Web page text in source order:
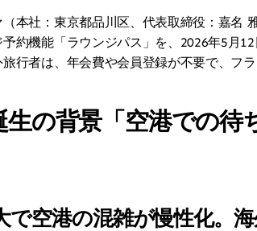
本社：東京都品川区、代表取締役：嘉名
約機能「ラウンジパス」を、2026年5月12
行者は、年会費や会員登録が不要で、フ
の背景「空港での待
で空港の混雑が慢性化。